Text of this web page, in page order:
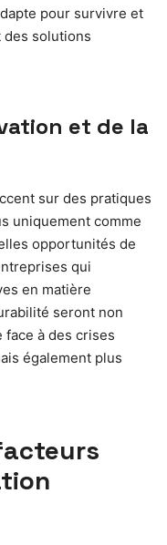
pour survivre et
des solutions
et de la
sur des pratiques
uniquement comme
opportunités de
qui
en matière
seront non
à des crises
également plus